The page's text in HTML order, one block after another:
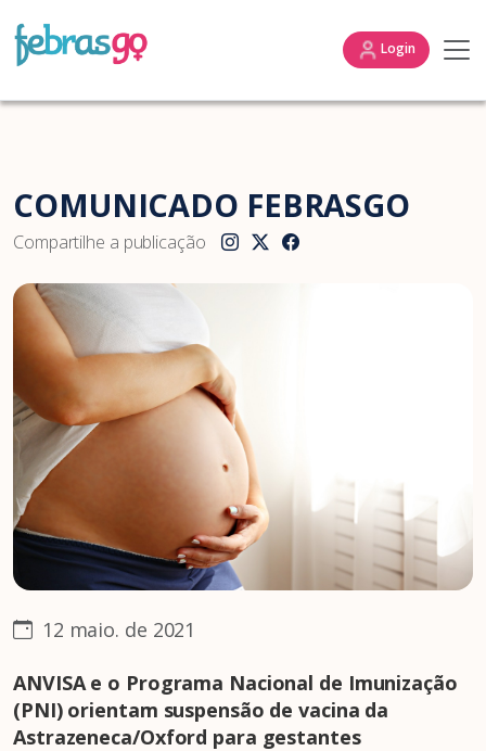
Login
COMUNICADO FEBRASGO
Compartilhe a publicação
12 maio. de 2021
ANVISA e o Programa Nacional de Imunização
(PNI) orientam suspensão de vacina da
Astrazeneca/Oxford para gestantes